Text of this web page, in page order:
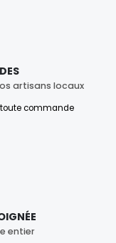
artisans locaux
toute commande
entier